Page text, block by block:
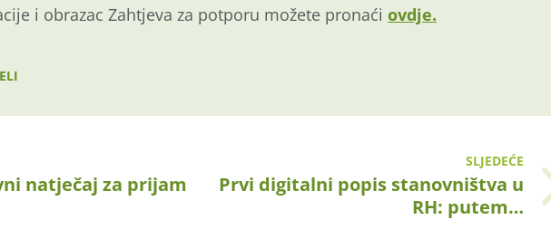
i obrazac Zahtjeva za potporu možete pronaći ovdje.
natječaj za prijam
SLJEDEĆE
Prvi digitalni popis stanovništva u
RH: putem…